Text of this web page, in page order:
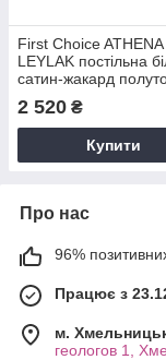
First Choice ATHENA
LEYLAK постільна
сатин-жакард
2 520 ₴
Купити
Про нас
96% позитивних
Працює з
м.
геологов 1,